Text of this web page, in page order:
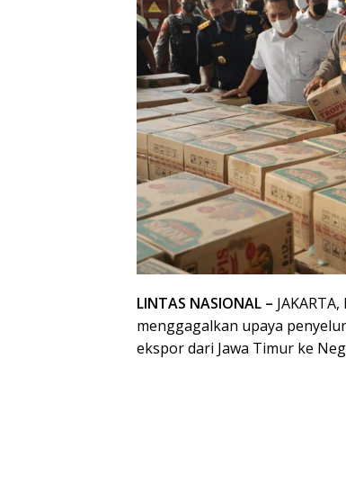
LINTAS NASIONAL –
menggagalkan upaya
ekspor dari Jawa Timur ke